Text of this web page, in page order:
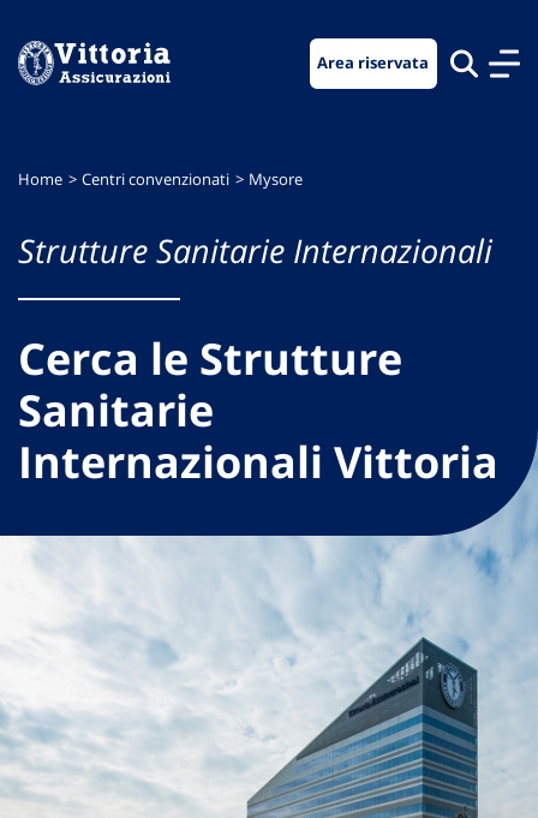
menu
contenuto
footer
Area riservata
Home Centri convenzionati Mysore
Strutture Sanitarie Internazionali
Cerca le Strutture
Sanitarie
Internazionali Vittoria